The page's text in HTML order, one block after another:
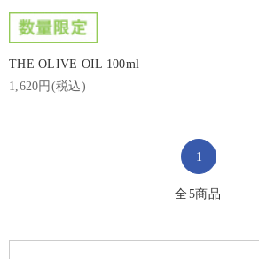
THE OLIVE OIL 100ml
1,620円(税込)
1
全5商品